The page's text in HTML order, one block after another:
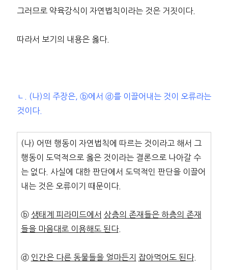
그러므로 약육강식이 자연법칙이라는 것은 거짓이다.
따라서 보기의 내용은 옳다.
ㄴ. (나)의 주장은, ⓑ에서 ⓓ를 이끌어내는 것이 오류라는
것이다.
(나) 어떤 행동이 자연법칙에 따르는 것이라고 해서 그
행동이 도덕적으로 옳은 것이라는 결론으로 나아갈 수
는 없다. 사실에 대한 판단에서 도덕적인 판단을 이끌어
내는 것은 오류이기 때문이다.
ⓑ 생태계 피라미드에서 상층의 존재들은 하층의 존재
들을 마음대로 이용해도 된다.
ⓓ 인간은 다른 동물들을 얼마든지 잡아먹어도 된다.